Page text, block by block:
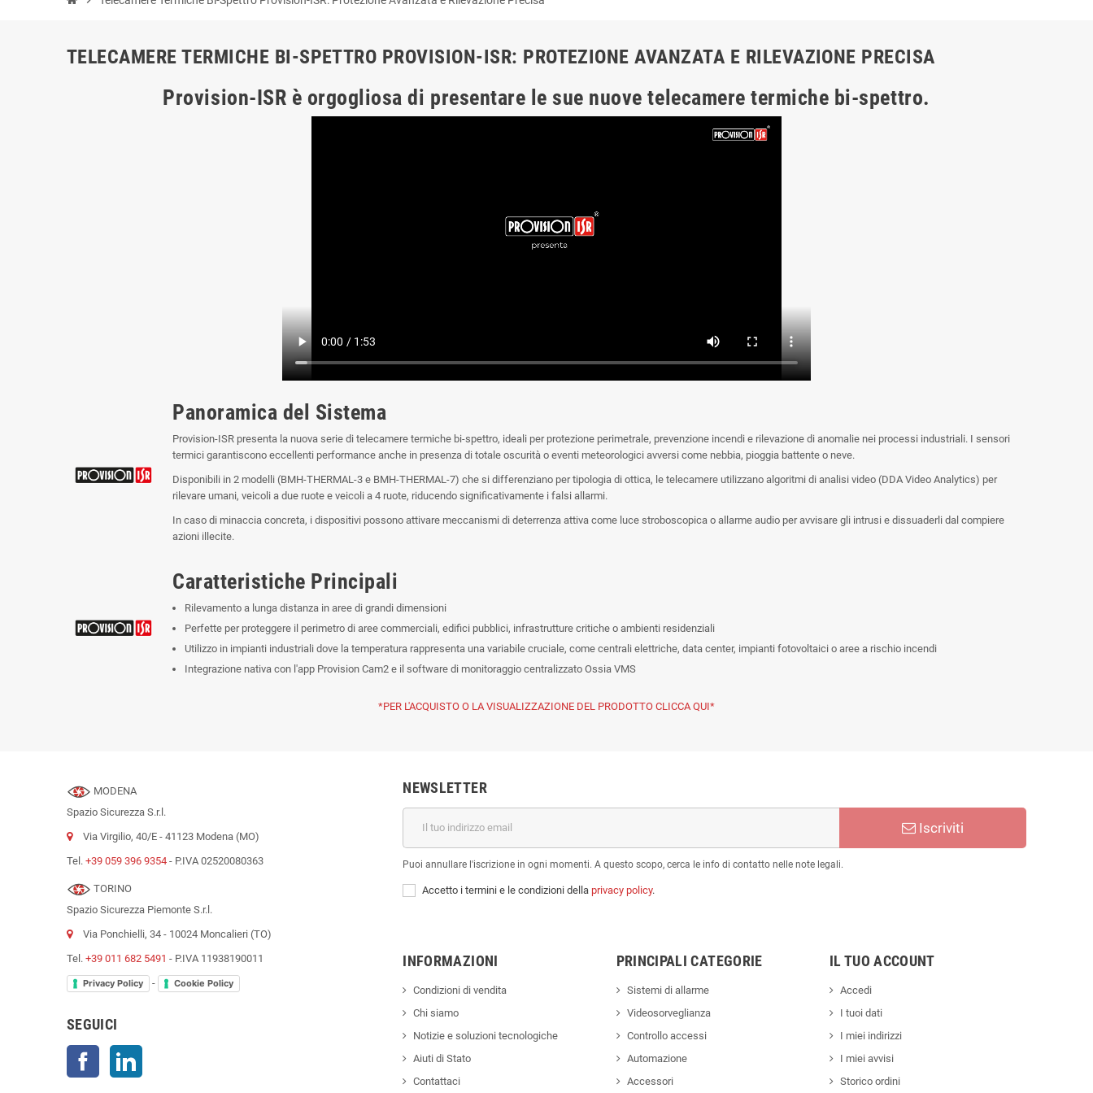
TELECAMERE TERMICHE BI-SPETTRO PROVISION-ISR: PROTEZIONE AVANZATA E RILEVAZIONE PRECISA
Provision-ISR è orgogliosa di presentare le sue nuove telecamere termiche bi-spettro.
Panoramica del Sistema
Provision-ISR presenta la nuova serie di telecamere termiche bi-spettro, ideali per protezione perimetrale, prevenzione incendi e rilevazione di anomalie nei processi industriali. I sensori
termici garantiscono eccellenti performance anche in presenza di totale oscurità o eventi meteorologici avversi come nebbia, pioggia battente o neve.
Disponibili in 2 modelli (BMH-THERMAL-3 e BMH-THERMAL-7) che si differenziano per tipologia di ottica, le telecamere utilizzano algoritmi di analisi video (DDA Video Analytics) per
rilevare umani, veicoli a due ruote e veicoli a 4 ruote, riducendo significativamente i falsi allarmi.
In caso di minaccia concreta, i dispositivi possono attivare meccanismi di deterrenza attiva come luce stroboscopica o allarme audio per avvisare gli intrusi e dissuaderli dal compiere
azioni illecite.
Caratteristiche Principali
Rilevamento a lunga distanza in aree di grandi dimensioni
Perfette per proteggere il perimetro di aree commerciali, edifici pubblici, infrastrutture critiche o ambienti residenziali
Utilizzo in impianti industriali dove la temperatura rappresenta una variabile cruciale, come centrali elettriche, data center, impianti fotovoltaici o aree a rischio incendi
Integrazione nativa con l'app Provision Cam2 e il software di monitoraggio centralizzato Ossia VMS
*PER L'ACQUISTO O LA VISUALIZZAZIONE DEL PRODOTTO CLICCA QUI*
MODENA
Spazio Sicurezza S.r.l.
Via Virgilio, 40/E - 41123 Modena (MO)
Tel. +39 059 396 9354 - P.IVA 02520080363
TORINO
Spazio Sicurezza Piemonte S.r.l.
Via Ponchielli, 34 - 10024 Moncalieri (TO)
Tel. +39 011 682 5491 - P.IVA 11938190011
Privacy Policy - Cookie Policy
SEGUICI
Facebook
NEWSLETTER
Iscriviti
Puoi annullare l'iscrizione in ogni momenti. A questo scopo, cerca le info di contatto nelle note legali.
Accetto i termini e le condizioni della privacy policy.
INFORMAZIONI
Condizioni di vendita
Chi siamo
Notizie e soluzioni tecnologiche
Aiuti di Stato
Contattaci
PRINCIPALI CATEGORIE
Sistemi di allarme
Videosorveglianza
Controllo accessi
Automazione
Accessori
IL TUO ACCOUNT
Accedi
I tuoi dati
I miei indirizzi
I miei avvisi
Storico ordini